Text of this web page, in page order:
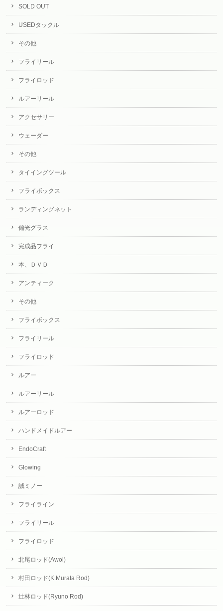
SOLD OUT
USEDタックル
その他
フライリール
フライロッド
ルアーリール
アクセサリー
ウェーダー
その他
タイイングツール
フライボックス
ランディングネット
偏光グラス
完成品フライ
本、ＤＶＤ
アンティーク
その他
フライボックス
フライリール
フライロッド
ルアー
ルアーリール
ルアーロッド
ハンドメイドルアー
EndoCraft
Glowing
誠ミノー
フライライン
フライリール
フライロッド
北尾ロッド(Awol)
村田ロッド(K.Murata Rod)
辻林ロッド(Ryuno Rod)